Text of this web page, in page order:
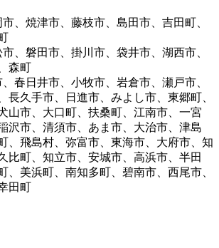
、焼津市、藤枝市、島田市、吉田町、
、磐田市、掛川市、袋井市、湖西市、
森町
春日井市、小牧市、岩倉市、瀬戸市、
長久手市、日進市、みよし市、東郷町、
山市、大口町、扶桑町、江南市、一宮
沢市、清須市、あま市、大治市、津島
、飛島村、弥富市、東海市、大府市、知
比町、知立市、安城市、高浜市、半田
、美浜町、南知多町、碧南市、西尾市、
田町